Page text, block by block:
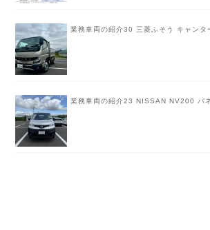
業務車両の紹介30 三菱ふそう キャンタ
業務車両の紹介23 NISSAN NV200 バ